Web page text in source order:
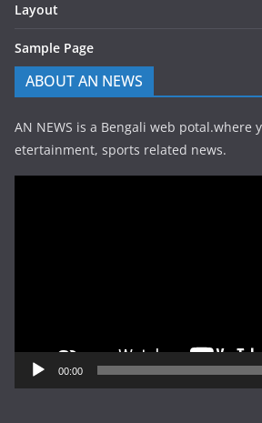
Layout
Sample Page
ABOUT AN NEWS
AN NEWS is a Bengali web potal.where
etertainment, sports related news.
00:00